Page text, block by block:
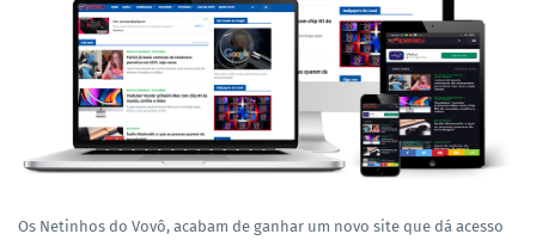
Os Netinhos do Vovô, acabam de ganhar um novo site que dá acesso